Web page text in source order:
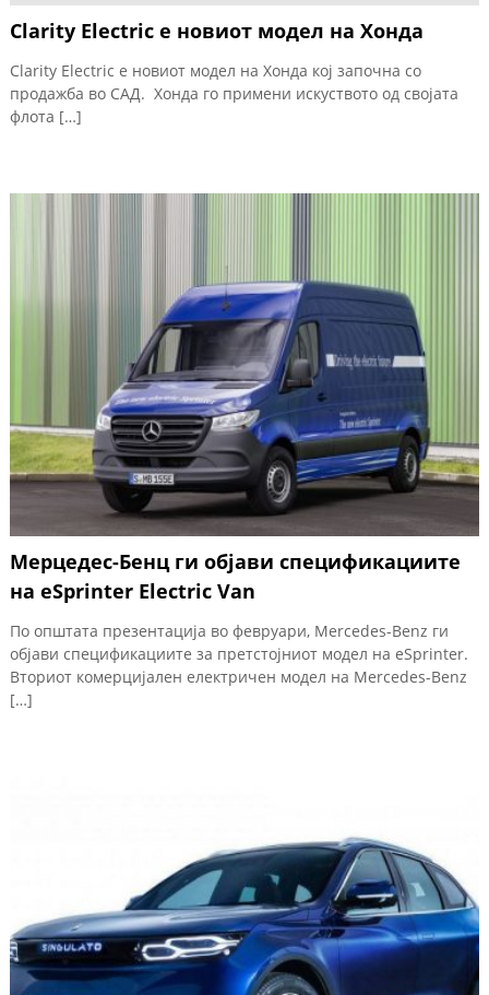
Clarity Electric е новиот модел на Хонда
Clarity Electric е новиот модел на Хонда кој започна со
продажба во САД. Хонда го примени искуството од својата
флота […]
Мерцедес-Бенц ги објави спецификациите
на eSprinter Electric Van
По општата презентација во февруари, Mercedes-Benz ги
објави спецификациите за претстојниот модел на eSprinter.
Вториот комерцијален електричен модел на Mercedes-Benz
[…]